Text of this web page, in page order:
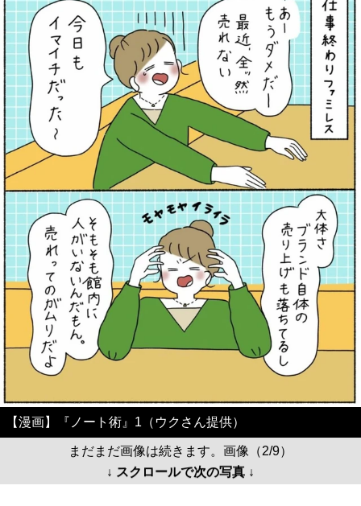
【漫画】『ノート術』1（ウクさん提供）
まだまだ画像は続きます。画像（2/9）
↓ スクロールで次の写真 ↓